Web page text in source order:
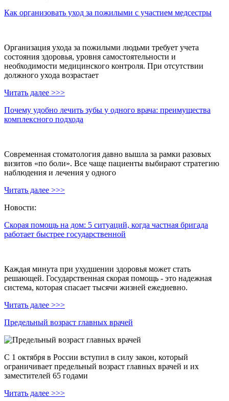
Как организовать уход за пожилыми с участием медсестры
Организация ухода за пожилыми людьми требует учета
состояния здоровья, уровня самостоятельности и
необходимости медицинского контроля. При отсутствии
должного ухода возрастает
Читать далее >>>
Почему удобно лечить зубы у одного врача: преимущества
комплексного подхода
Современная стоматология давно вышла за рамки разовых
визитов «по боли». Все чаще пациенты выбирают стратегию
наблюдения и лечения у одного
Читать далее >>>
Новости:
Скорая помощь на дом: 5 ситуаций, когда частная бригада
работает быстрее государственной
Каждая минута при ухудшении здоровья может стать
решающей. Государственная скорая помощь - это надежная
система, которая спасает тысячи жизней ежедневно.
Читать далее >>>
Предельный возраст главных врачей
С 1 октября в России вступил в силу закон, который
ограничивает предельный возраст главных врачей и их
заместителей 65 годами
Читать далее >>>